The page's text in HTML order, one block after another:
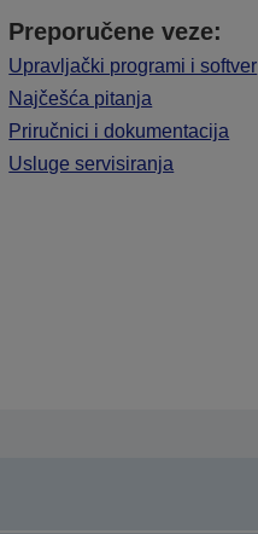
Preporučene veze:
Upravljački programi i softver
Najčešća pitanja
Priručnici i dokumentacija
Usluge servisiranja